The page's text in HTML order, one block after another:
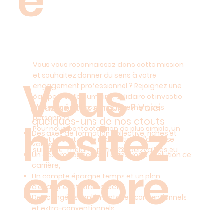
Vous
hésitez
encore
Vous hésitez encore ? Voici
quelques-uns de nos atouts
Des axes de formation collective, riches et
variés,
Un accompagnement dans votre évolution de
carrière,
Un compte épargne temps et un plan
d’épargne retraite collectif,
Des congés supplémentaires conventionnels
Vous vous reconnaissez dans cette mission
et souhaitez donner du sens à votre
engagement professionnel ? Rejoignez une
équipe à taille humaine, solidaire et investie
au service de l’accompagnement des
personnes.
Pour nous contacter, rien de plus simple, un
CV et une lettre de motivation à l’adresse
suivante :melanie.potier@apei2vallees.eu